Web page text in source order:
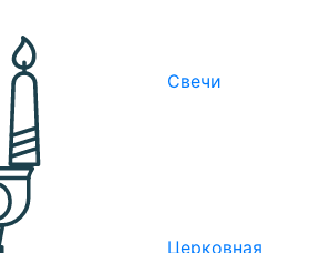
Свечи
Церковная